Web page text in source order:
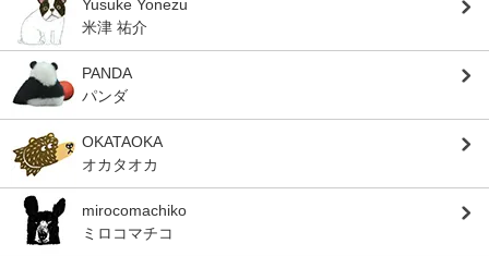
Yusuke Yonezu
米津 祐介
PANDA
パンダ
OKATAOKA
オカタオカ
mirocomachiko
ミロコマチコ